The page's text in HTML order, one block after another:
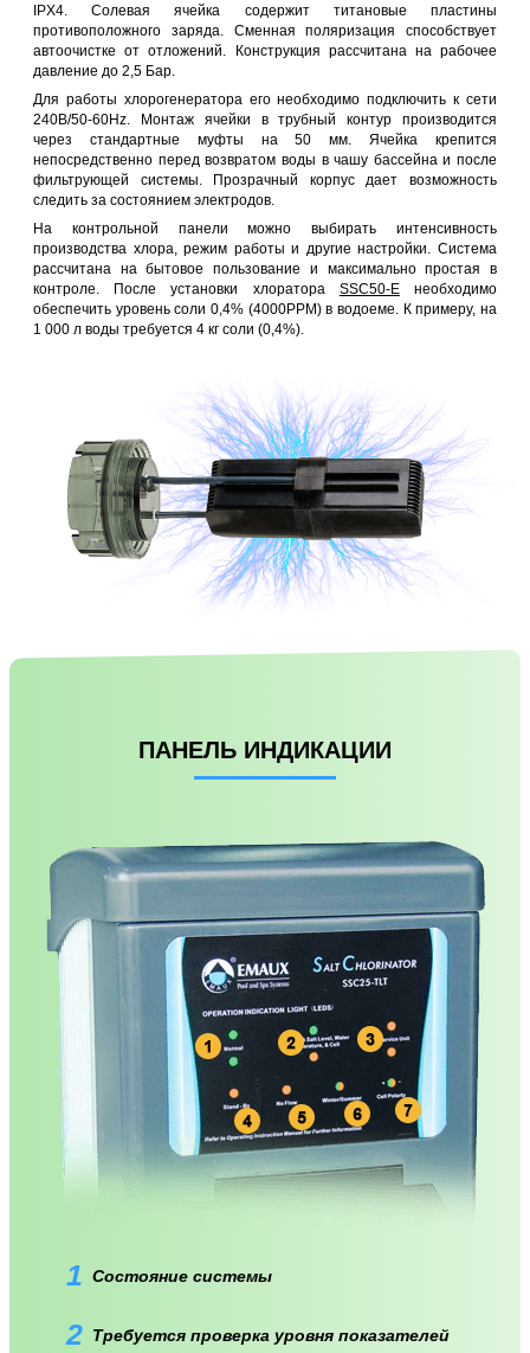
IPX4. Солевая ячейка содержит титановые пластины
противоположного заряда. Сменная поляризация способствует
автоочистке от отложений. Конструкция рассчитана на рабочее
давление до 2,5 Бар.
Для работы хлорогенератора его необходимо подключить к сети
240В/50-60Hz. Монтаж ячейки в трубный контур производится
через стандартные муфты на 50 мм. Ячейка крепится
непосредственно перед возвратом воды в чашу бассейна и после
фильтрующей системы. Прозрачный корпус дает возможность
следить за состоянием электродов.
На контрольной панели можно выбирать интенсивность
производства хлора, режим работы и другие настройки. Система
рассчитана на бытовое пользование и максимально простая в
контроле. После установки хлоратора SSC50-Eнеобходимо
обеспечить уровень соли 0,4% (4000PPM) в водоеме. К примеру, на
1 000 л воды требуется 4 кг соли (0,4%).
ПАНЕЛЬ ИНДИКАЦИИ
1 Состояние системы
2 Требуется проверка уровня показателей